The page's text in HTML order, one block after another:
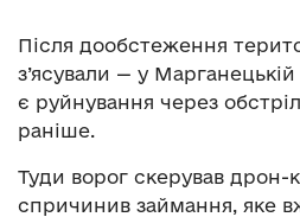
Після дообстеження
з’ясували — у Марганецькій
є руйнування через
раніше.
Туди ворог скерував дрон-
спричинив займання, яке